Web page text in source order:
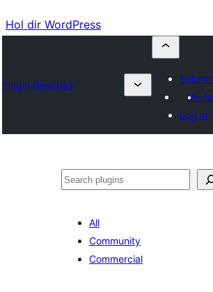
Hol dir WordPress
Plugin Directory
My
Log in
Suchen
All
Community
Commercial